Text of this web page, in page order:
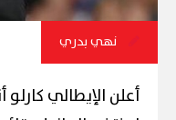
نهي بدري
أعلن الإيطالي